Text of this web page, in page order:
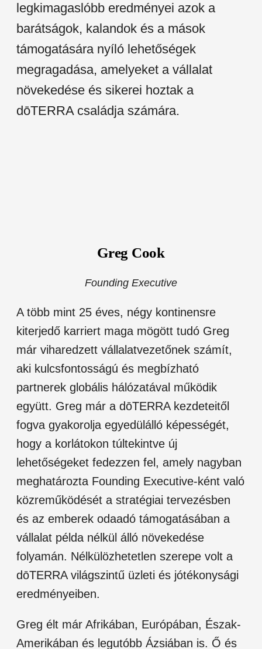
legkimagaslóbb eredményei azok a
barátságok, kalandok és a mások
támogatására nyíló lehetőségek
megragadása, amelyeket a vállalat
növekedése és sikerei hoztak a
dōTERRA családja számára.
Greg Cook
Founding Executive
A több mint 25 éves, négy kontinensre
kiterjedő karriert maga mögött tudó Greg
már viharedzett vállalatvezetőnek számít,
aki kulcsfontosságú és megbízható
partnerek globális hálózatával működik
együtt. Greg már a dōTERRA kezdeteitől
fogva gyakorolja egyedülálló képességét,
hogy a korlátokon túltekintve új
lehetőségeket fedezzen fel, amely nagyban
meghatározta Founding Executive-ként való
közreműködését a stratégiai tervezésben
és az emberek odaadó támogatásában a
vállalat példa nélkül álló növekedése
folyamán. Nélkülözhetetlen szerepe volt a
dōTERRA világszintű üzleti és jótékonysági
eredményeiben.
Greg élt már Afrikában, Európában, Észak-
Amerikában és legutóbb Ázsiában is. Ő és